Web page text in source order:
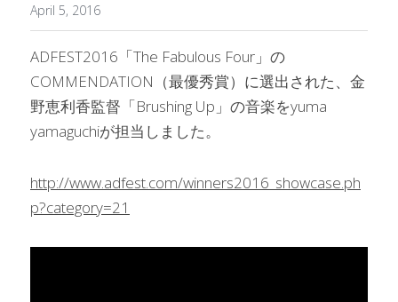
April 5, 2016
ADFEST2016「The Fabulous Four」の
COMMENDATION（最優秀賞）に選出された、金
野恵利香監督「Brushing Up」の音楽をyuma
yamaguchiが担当しました。
http://www.adfest.com/winners2016_showcase.ph
p?category=21